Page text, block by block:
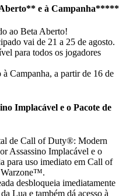
Aberto** e à Campanha*****
ao Beta Aberto!
vai de 21 a 25 de agosto.
para todos os jogadores
à Campanha, a partir de 16 de
Implacável e o Pacote de
de Call of Duty®: Modern
Assassino Implacável e o
para uso imediato em Call of
desbloqueia imediatamente
Lua e também dá acesso à